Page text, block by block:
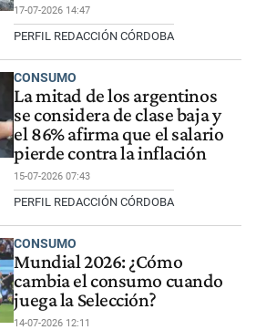
17-07-2026 14:47
PERFIL REDACCIÓN CÓRDOBA
CONSUMO
La mitad de los argentinos
se considera de clase baja y
el 86% afirma que el salario
pierde contra la inflación
15-07-2026 07:43
PERFIL REDACCIÓN CÓRDOBA
CONSUMO
Mundial 2026: ¿Cómo
cambia el consumo cuando
juega la Selección?
14-07-2026 12:11